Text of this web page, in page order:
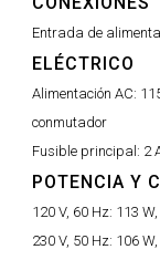
Entrada de
ELÉCTRICO
Alimentación AC:
conmutador
Fusible principal: 2
POTENCIA Y
120 V, 60 Hz: 113
230 V, 50 Hz: 106